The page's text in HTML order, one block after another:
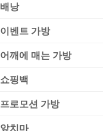
배낭
이벤트 가방
어깨에 매는 가방
쇼핑백
프로모션 가방
앞치마